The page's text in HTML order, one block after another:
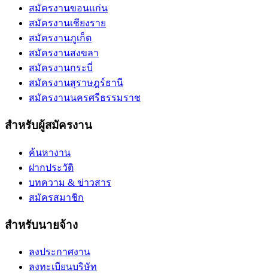
สมัครงานขอนแก่น
สมัครงานเชียงราย
สมัครงานภูเก็ต
สมัครงานสงขลา
สมัครงานกระบี่
สมัครงานสุราษฎร์ธานี
สมัครงานนครศรีธรรมราช
สำหรับผู้สมัครงาน
ค้นหางาน
ฝากประวัติ
บทความ & ข่าวสาร
สมัครสมาชิก
สำหรับนายจ้าง
ลงประกาศงาน
ลงทะเบียนบริษัท